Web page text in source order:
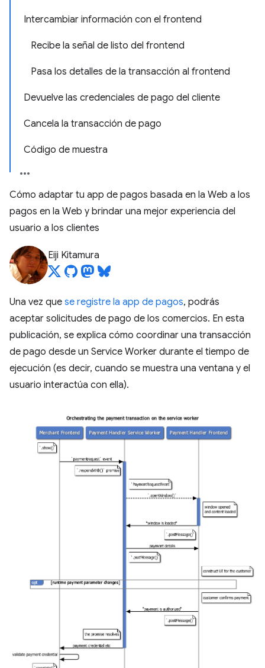
Intercambiar información con el frontend
Recibe la señal de listo del frontend
Pasa los detalles de la transacción al frontend
Devuelve las credenciales de pago del cliente
Cancela la transacción de pago
Código de muestra
Cómo adaptar tu app de pagos basada en la Web a los
pagos en la Web y brindar una mejor experiencia del
usuario a los clientes
Eiji Kitamura
Una vez que se registre la app de pagos, podrás
aceptar solicitudes de pago de los comercios. En esta
publicación, se explica cómo coordinar una transacción
de pago desde un Service Worker durante el tiempo de
ejecución (es decir, cuando se muestra una ventana y el
usuario interactúa con ella).